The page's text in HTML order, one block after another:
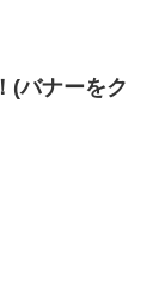
(バナーをク